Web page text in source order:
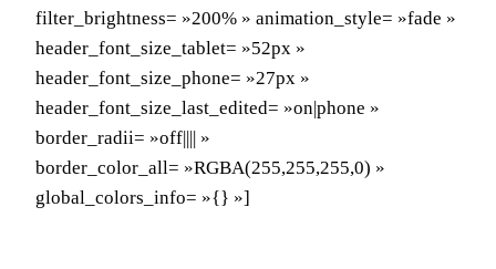
filter_brightness= »200% » animation_style= »fade »
header_font_size_tablet= »52px »
header_font_size_phone= »27px »
header_font_size_last_edited= »on|phone »
border_radii= »off|||| »
border_color_all= »RGBA(255,255,255,0) »
global_colors_info= »{} »]